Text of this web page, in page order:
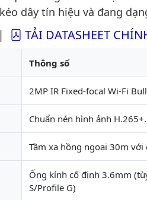
dây tín hiệu và đang
| TẢI DATASHEET
Thông số
2MP IR Fixed-focal Wi-Fi
Chuẩn nén hình ảnh H.265+.
Tầm xa hồng ngoại 30m
Ống kính cố định 3.6mm
S/Profile G)